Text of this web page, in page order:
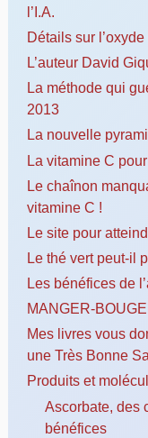
l’I.A.
Détails sur
L’auteur David
La méthode qui
2013
La nouvelle
La vitamine C
Le chaînon
vitamine C !
Le site pour
Le thé vert peut-il
Les bénéfices de
MANGER-
Mes livres vous
une Très Bonne
Produits et
Ascorbate, des
bénéfices